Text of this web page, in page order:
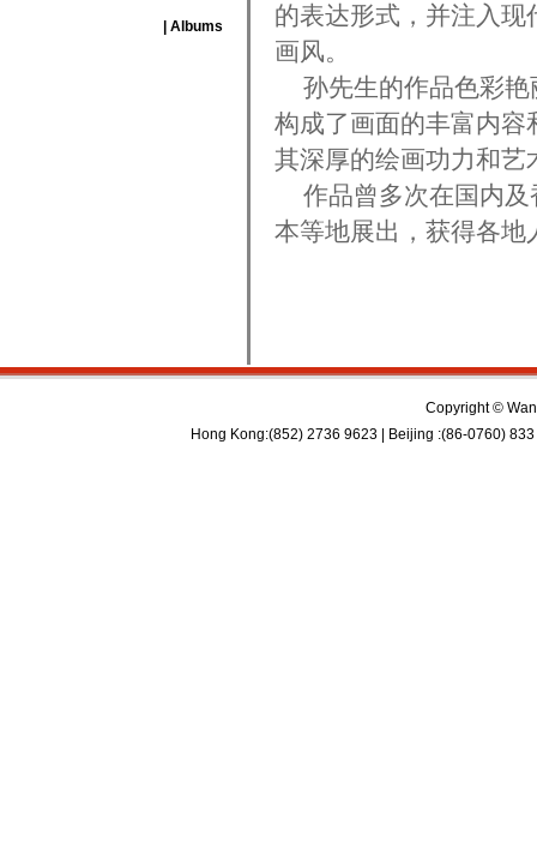
| Albums
的表达形式，并注入
画风。
孙先生的作品色彩艳
构成了画面的丰富内容
其深厚的绘画功力和艺
作品曾多次在国内及
本等地展出，获得各地
Copyright ©
Hong Kong:(852) 2736 9623 | Beijing :(86-0760)